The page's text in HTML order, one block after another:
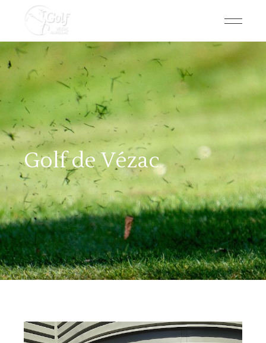
Golf de Vézac